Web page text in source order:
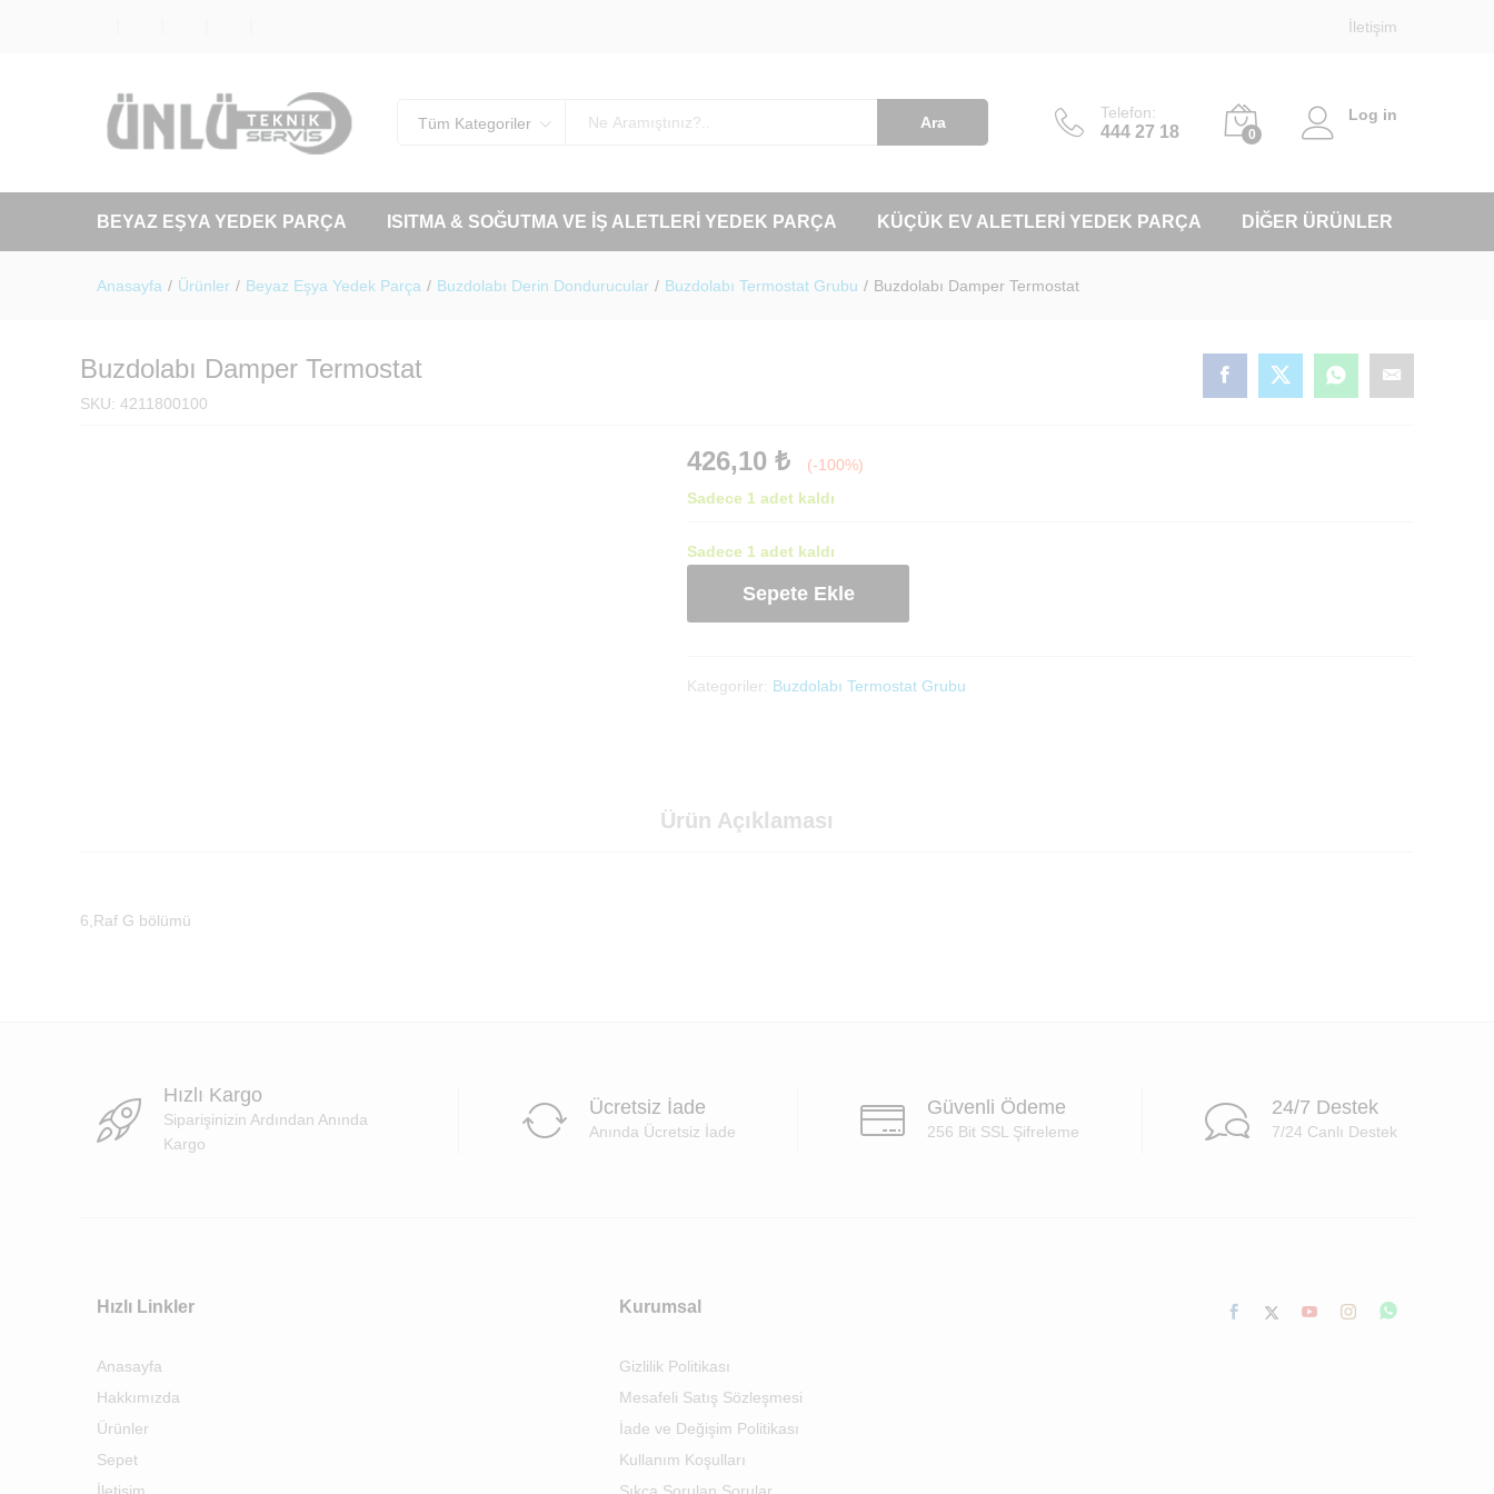
İletişim
Tüm Kategoriler Ara
Telefon:
444 27 18 0
Log in
BEYAZ EŞYA YEDEK PARÇA ISITMA & SOĞUTMA VE İŞ ALETLERI YEDEK PARÇA KÜÇÜK EV ALETLERI YEDEK PARÇA DIĞER ÜRÜNLER
Anasayfa / Ürünler / Beyaz Eşya Yedek Parça / Buzdolabı Derin Dondurucular / Buzdolabı Termostat Grubu / Buzdolabı Damper Termostat
Buzdolabı Damper Termostat
SKU: 4211800100
426,10 ₺
(-100%)
Sadece 1 adet kaldı
Sadece 1 adet kaldı
Termostat
Sepete Ekle
Kategoriler: Buzdolabı Termostat Grubu
Ürün Açıklaması
6,Raf G bölümü
Hızlı Kargo
Siparişinizin Ardından Anında
Kargo
Ücretsiz İade
Anında Ücretsiz İade
Güvenli Ödeme
256 Bit SSL Şifreleme
24/7 Destek
7/24 Canlı Destek
Hızlı Linkler
Anasayfa
Hakkımızda
Ürünler
Sepet
Kurumsal
Gizlilik Politikası
Mesafeli Satış Sözleşmesi
İade ve Değişim Politikası
Kullanım Koşulları